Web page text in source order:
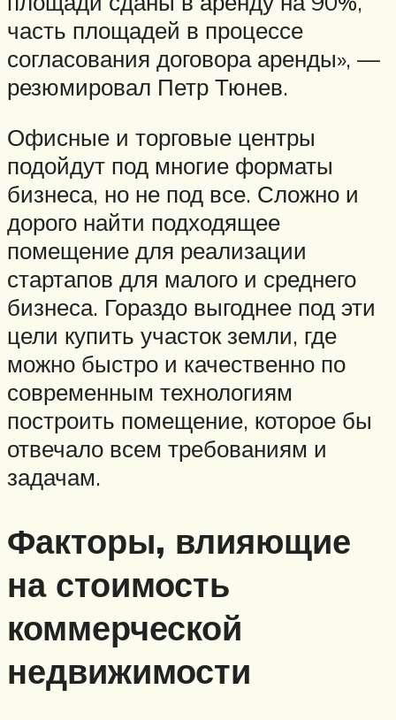
часть площадей в процессе
согласования договора аренды», —
резюмировал Петр Тюнев.
Офисные и торговые центры
подойдут под многие форматы
бизнеса, но не под все. Сложно и
дорого найти подходящее
помещение для реализации
стартапов для малого и среднего
бизнеса. Гораздо выгоднее под эти
цели купить участок земли, где
можно быстро и качественно по
современным технологиям
построить помещение, которое бы
отвечало всем требованиям и
задачам.
Факторы, влияющие
на стоимость
коммерческой
недвижимости